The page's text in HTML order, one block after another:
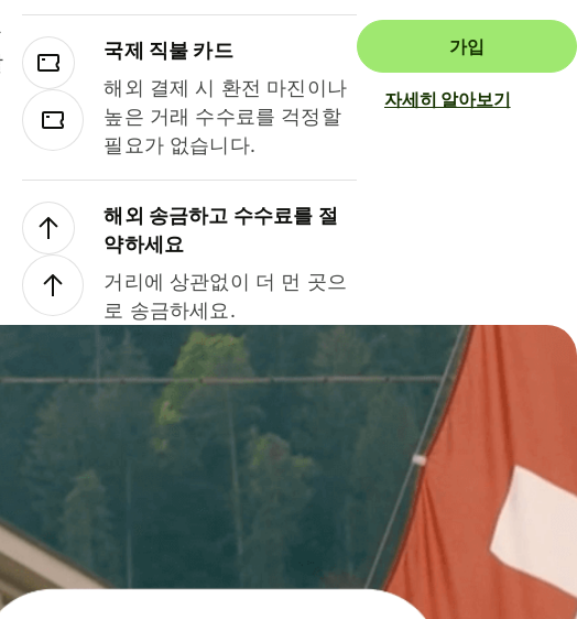
국제 직불 카드
해외 결제 시 환전 마진이나
높은 거래 수수료를 걱정할
필요가 없습니다.
해외 송금하고 수수료를 절
약하세요
거리에 상관없이 더 먼 곳으
로 송금하세요.
가입
자세히 알아보기